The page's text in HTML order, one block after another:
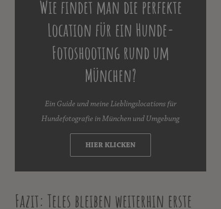
Wie findet man die perfekte
Location für ein Hunde-
Fotoshooting rund um
München?
Ein Guide und meine Lieblingslocations für
Hundefotografie in München und Umgebung
HIER KLICKEN
Fazit: Teles bleiben weiterhin erste